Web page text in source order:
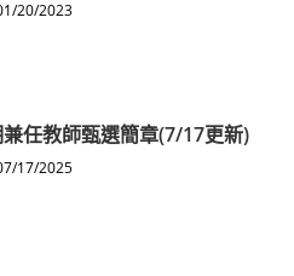
20/2023
任教師甄選簡章(7/17更新)
17/2025